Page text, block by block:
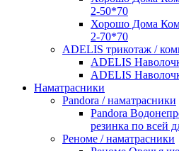
2-50*70
Хорошо Дома
2-70*70
ADELIS трикотаж /
ADELIS
ADELIS
Наматрасники
Pandora / наматрасники
Pandora
резинка по всей
Реноме / наматрасники